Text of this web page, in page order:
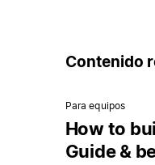
Contenido
Para equipos
How to
Guide &